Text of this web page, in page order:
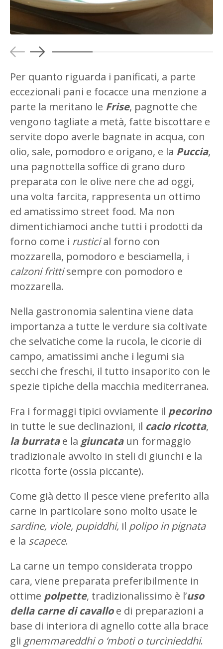
Per quanto riguarda i panificati, a parte
eccezionali pani e focacce una menzione a
parte la meritano le Frise, pagnotte che
vengono tagliate a metà, fatte biscottare e
servite dopo averle bagnate in acqua, con
olio, sale, pomodoro e origano, e la Puccia,
una pagnottella soffice di grano duro
preparata con le olive nere che ad oggi,
una volta farcita, rappresenta un ottimo
ed amatissimo street food. Ma non
dimentichiamoci anche tutti i prodotti da
forno come i rusticial forno con
mozzarella, pomodoro e besciamella, i
calzoni frittisempre con pomodoro e
mozzarella.
Nella gastronomia salentina viene data
importanza a tutte le verdure sia coltivate
che selvatiche come la rucola, le cicorie di
campo, amatissimi anche i legumi sia
secchi che freschi, il tutto insaporito con le
spezie tipiche della macchia mediterranea.
Fra i formaggi tipici ovviamente il pecorino
in tutte le sue declinazioni, il cacio ricotta,
la burratae la giuncataun formaggio
tradizionale avvolto in steli di giunchi e la
ricotta forte (ossia piccante).
Come già detto il pesce viene preferito alla
carne in particolare sono molto usate le
sardine, viole, pupiddhi, il polipo in pignata
e la scapece.
La carne un tempo considerata troppo
cara, viene preparata preferibilmente in
ottime polpette, tradizionalissimo è l’uso
della carne di cavalloe di preparazioni a
base di interiora di agnello cotte alla brace
gli gnemmareddhi o ‘mboti o turcinieddhi.